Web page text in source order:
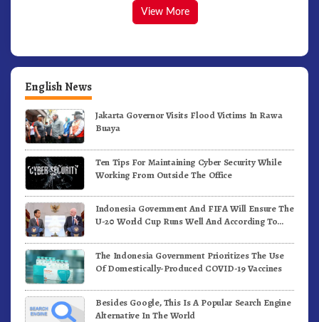
View More
English News
Jakarta Governor Visits Flood Victims In Rawa
Buaya
Ten Tips For Maintaining Cyber Security While
Working From Outside The Office
Indonesia Government And FIFA Will Ensure The
U-20 World Cup Runs Well And According To
The Indonesia Government Prioritizes The Use
Of Domestically-Produced COVID-19 Vaccines
Besides Google, This Is A Popular Search Engine
Alternative In The World